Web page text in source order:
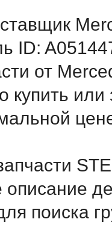
ID:
от
или
поиска